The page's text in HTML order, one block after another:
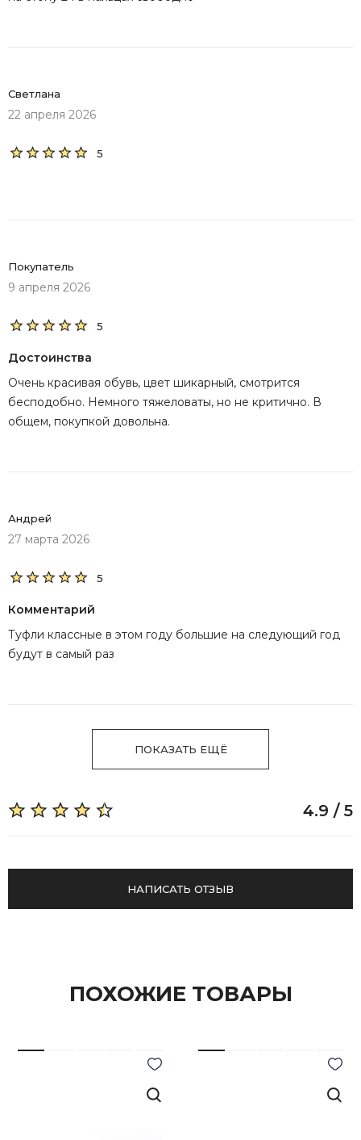
Светлана
22 апреля 2026
5
Покупатель
9 апреля 2026
5
Достоинства
Очень красивая обувь, цвет шикарный, смотрится
бесподобно. Немного тяжеловаты, но не критично. В
общем, покупкой довольна.
Андрей
27 марта 2026
5
Комментарий
Туфли классные в этом году большие на следующий год
будут в самый раз
ПОКАЗАТЬ ЕЩЁ
4.9 / 5
НАПИСАТЬ ОТЗЫВ
ПОХОЖИЕ ТОВАРЫ